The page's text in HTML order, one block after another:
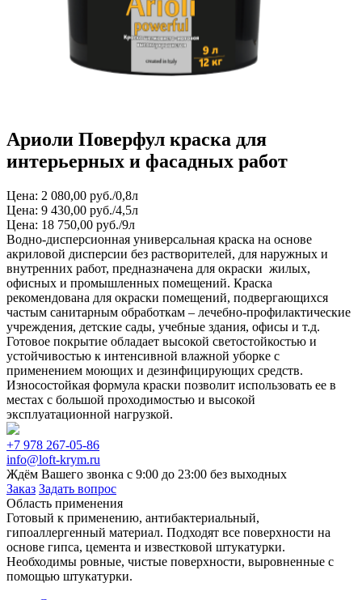
Ариоли Поверфул краска для
интерьерных и фасадных работ
Цена: 2 080,00 руб./0,8л
Цена: 9 430,00 руб./4,5л
Цена: 18 750,00 руб./9л
Водно-дисперсионная универсальная краска на основе
акриловой дисперсии без растворителей, для наружных и
внутренних работ, предназначена для окраски жилых,
офисных и промышленных помещений. Краска
рекомендована для окраски помещений, подвергающихся
частым санитарным обработкам – лечебно-профилактические
учреждения, детские сады, учебные здания, офисы и т.д.
Готовое покрытие обладает высокой светостойкостью и
устойчивостью к интенсивной влажной уборке с
применением моющих и дезинфицирующих средств.
Износостойкая формула краски позволит использовать ее в
местах с большой проходимостью и высокой
эксплуатационной нагрузкой.
+7 978 267-05-86
info@loft-krym.ru
Ждём Вашего звонка с 9:00 до 23:00 без выходных
Заказ Задать вопрос
Область применения
Готовый к применению, антибактериальный,
гипоаллергенный материал. Подходят все поверхности на
основе гипса, цемента и известковой штукатурки.
Необходимы ровные, чистые поверхности, выровненные с
помощью штукатурки.